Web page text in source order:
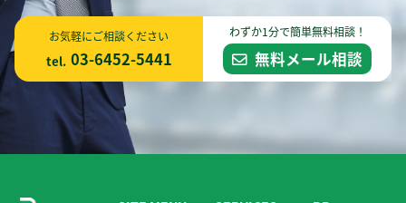
お気軽にご相談ください
tel. 03-6452-5441
わずか1分で簡単無料相談！
無料メール相談